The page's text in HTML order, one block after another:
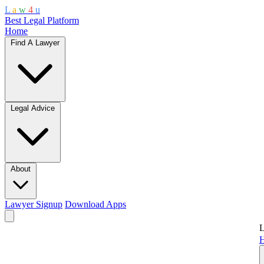
L a w 4 u
Best Legal Platform
Home
Find A Lawyer
Legal Advice
About
Lawyer Signup Download Apps